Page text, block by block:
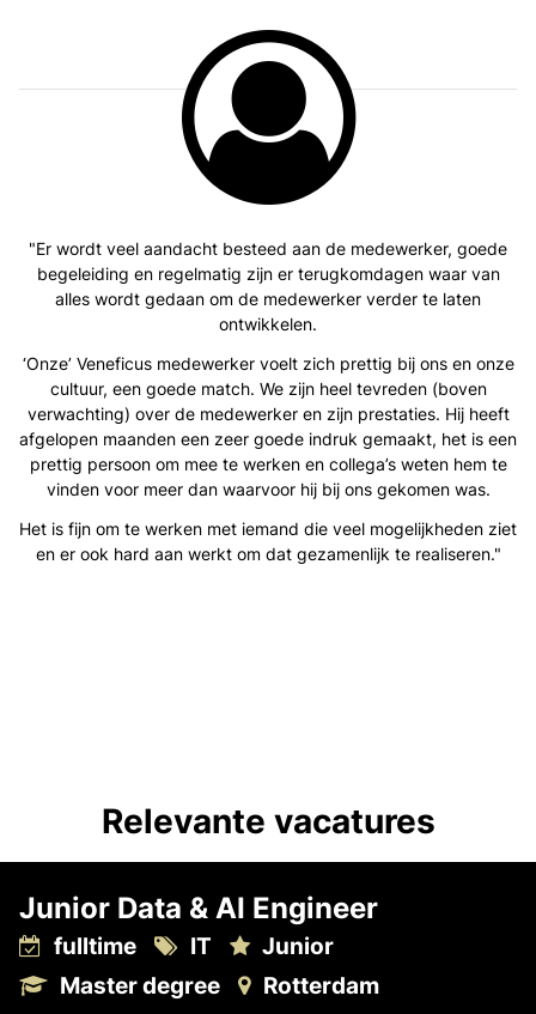
"Er wordt veel aandacht besteed aan de medewerker, goede
begeleiding en regelmatig zijn er terugkomdagen waar van
alles wordt gedaan om de medewerker verder te laten
ontwikkelen.
‘Onze’ Veneficus medewerker voelt zich prettig bij ons en onze
cultuur, een goede match. We zijn heel tevreden (boven
verwachting) over de medewerker en zijn prestaties. Hij heeft
afgelopen maanden een zeer goede indruk gemaakt, het is een
prettig persoon om mee te werken en collega’s weten hem te
vinden voor meer dan waarvoor hij bij ons gekomen was.
Het is fijn om te werken met iemand die veel mogelijkheden ziet
en er ook hard aan werkt om dat gezamenlijk te realiseren."
Relevante vacatures
Junior Data & AI Engineer
fulltime IT
Junior
Master degree
Rotterdam